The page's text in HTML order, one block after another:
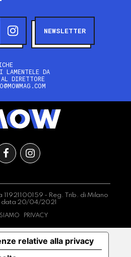
NEWSLETTER
LAMENTELE DA
DIRETTORE
- Reg. Trib. di Milano
data 20/04/2021
PRIVACY
relative alla privacy